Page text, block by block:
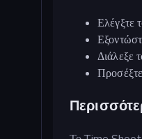
Ελέγξτε
Διάλεξε